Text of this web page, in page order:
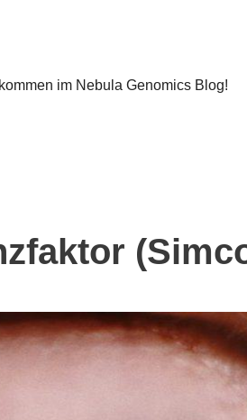
im Nebula Genomics Blog!